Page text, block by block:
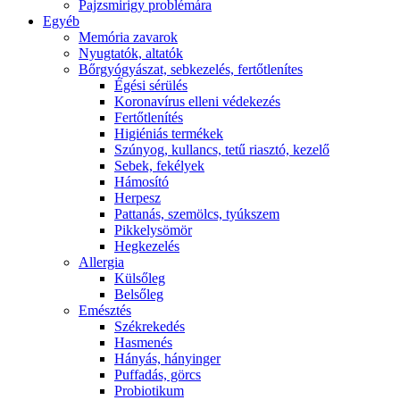
Pajzsmirigy problémára
Egyéb
Memória zavarok
Nyugtatók, altatók
Bőrgyógyászat, sebkezelés, fertőtlenítes
É́gési sérülés
Koronavírus elleni védekezés
Fertőtlenítés
Higiéniás termékek
Szúnyog, kullancs, tetű riasztó, kezelő
Sebek, fekélyek
Hámosító
Herpesz
Pattanás, szemölcs, tyúkszem
Pikkelysömör
Hegkezelés
Allergia
Külsőleg
Belsőleg
Emésztés
Székrekedés
Hasmenés
Hányás, hányinger
Puffadás, görcs
Probiotikum